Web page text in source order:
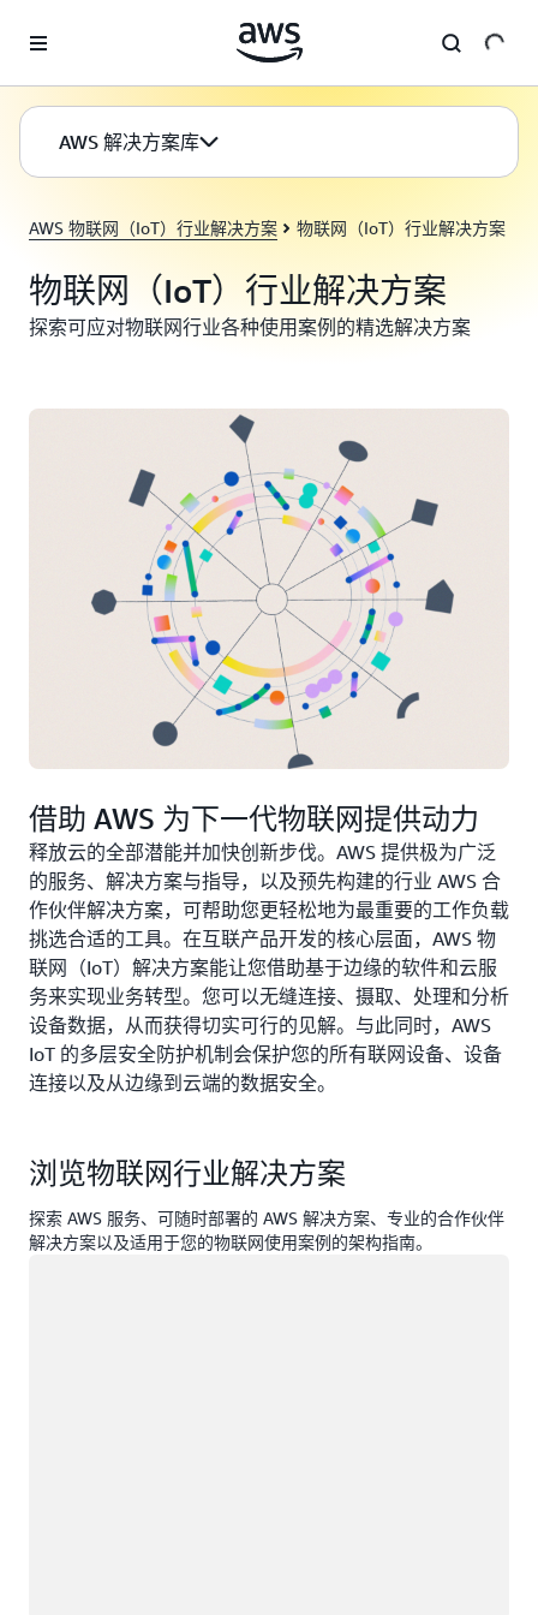
AWS 解决方案库
AWS 物联网（IoT）行业解决方案 物联网（IoT）行业解决方案
物联网（IoT）行业解决方案
探索可应对物联网行业各种使用案例的精选解决方案
借助 AWS 为下一代物联网提供动力
释放云的全部潜能并加快创新步伐。AWS 提供极为广泛
的服务、解决方案与指导，以及预先构建的行业 AWS 合
作伙伴解决方案，可帮助您更轻松地为最重要的工作负载
挑选合适的工具。在互联产品开发的核心层面，AWS 物
联网（IoT）解决方案能让您借助基于边缘的软件和云服
务来实现业务转型。您可以无缝连接、摄取、处理和分析
设备数据，从而获得切实可行的见解。与此同时，AWS
IoT 的多层安全防护机制会保护您的所有联网设备、设备
连接以及从边缘到云端的数据安全。
浏览物联网行业解决方案
探索 AWS 服务、可随时部署的 AWS 解决方案、专业的合作伙伴
解决方案以及适用于您的物联网使用案例的架构指南。